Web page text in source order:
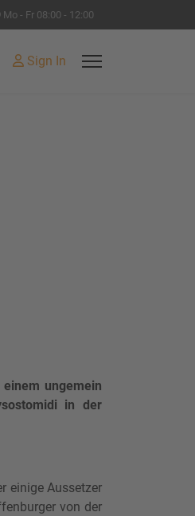
Mo - Fr 08:00 - 12:00
Sign In
ungemein
in der
einige Aussetzer
von der